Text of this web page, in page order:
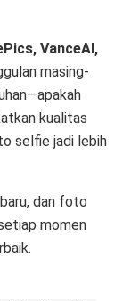
VanceAI,
masing-
kualitas
selfie jadi lebih
dan foto
momen